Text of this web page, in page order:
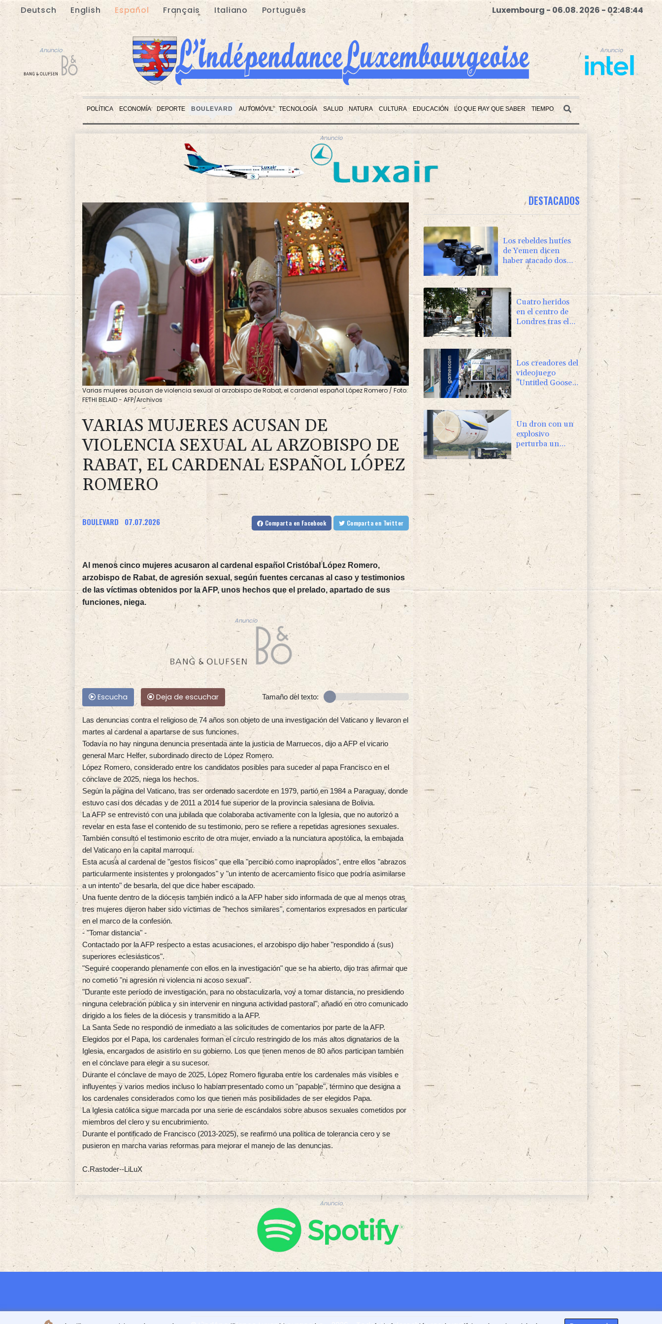
Deutsch English Español Français Italiano Português Luxembourg - 06.08. 2026 - 02:48:45
Anuncio Anuncio
POLÍTICA ECONOMÍA DEPORTE BOULEVARD AUTOMÓVIL TECNOLOGÍA SALUD NATURA CULTURA EDUCACIÓN LO QUE HAY QUE SABER TIEMPO
Anuncio
Anuncio
Varias mujeres acusan de violencia sexual al arzobispo de Rabat, el cardenal español López Romero / Foto:
FETHI BELAID - AFP/Archivos
VARIAS MUJERES ACUSAN DE
VIOLENCIA SEXUAL AL ARZOBISPO DE
RABAT, EL CARDENAL ESPAÑOL LÓPEZ
ROMERO
BOULEVARD 07.07.2026 Comparta en Facebook Comparta en Twitter
Al menos cinco mujeres acusaron al cardenal español Cristóbal López Romero,
arzobispo de Rabat, de agresión sexual, según fuentes cercanas al caso y testimonios
de las víctimas obtenidos por la AFP, unos hechos que el prelado, apartado de sus
funciones, niega.
Anuncio
Escucha Deja de escuchar Tamaño del texto:
Las denuncias contra el religioso de 74 años son objeto de una investigación del Vaticano y llevaron el
martes al cardenal a apartarse de sus funciones.
Todavía no hay ninguna denuncia presentada ante la justicia de Marruecos, dijo a AFP el vicario
general Marc Helfer, subordinado directo de López Romero.
López Romero, considerado entre los candidatos posibles para suceder al papa Francisco en el
cónclave de 2025, niega los hechos.
Según la página del Vaticano, tras ser ordenado sacerdote en 1979, partió en 1984 a Paraguay, donde
estuvo casi dos décadas y de 2011 a 2014 fue superior de la provincia salesiana de Bolivia.
La AFP se entrevistó con una jubilada que colaboraba activamente con la Iglesia, que no autorizó a
revelar en esta fase el contenido de su testimonio, pero se refiere a repetidas agresiones sexuales.
También consultó el testimonio escrito de otra mujer, enviado a la nunciatura apostólica, la embajada
del Vaticano en la capital marroquí.
Esta acusa al cardenal de "gestos físicos" que ella "percibió como inapropiados", entre ellos "abrazos
particularmente insistentes y prolongados" y "un intento de acercamiento físico que podría asimilarse
a un intento" de besarla, del que dice haber escapado.
Una fuente dentro de la diócesis también indicó a la AFP haber sido informada de que al menos otras
tres mujeres dijeron haber sido víctimas de "hechos similares", comentarios expresados en particular
en el marco de la confesión.
- "Tomar distancia" -
Contactado por la AFP respecto a estas acusaciones, el arzobispo dijo haber "respondido a (sus)
superiores eclesiásticos".
"Seguiré cooperando plenamente con ellos en la investigación" que se ha abierto, dijo tras afirmar que
no cometió "ni agresión ni violencia ni acoso sexual".
"Durante este período de investigación, para no obstaculizarla, voy a tomar distancia, no presidiendo
ninguna celebración pública y sin intervenir en ninguna actividad pastoral", añadió en otro comunicado
dirigido a los fieles de la diócesis y transmitido a la AFP.
La Santa Sede no respondió de inmediato a las solicitudes de comentarios por parte de la AFP.
Elegidos por el Papa, los cardenales forman el círculo restringido de los más altos dignatarios de la
Iglesia, encargados de asistirlo en su gobierno. Los que tienen menos de 80 años participan también
en el cónclave para elegir a su sucesor.
Durante el cónclave de mayo de 2025, López Romero figuraba entre los cardenales más visibles e
influyentes y varios medios incluso lo habían presentado como un "papable", término que designa a
los cardenales considerados como los que tienen más posibilidades de ser elegidos Papa.
La Iglesia católica sigue marcada por una serie de escándalos sobre abusos sexuales cometidos por
miembros del clero y su encubrimiento.
Durante el pontificado de Francisco (2013-2025), se reafirmó una política de tolerancia cero y se
pusieron en marcha varias reformas para mejorar el manejo de las denuncias.
C.Rastoder--LiLuX
DESTACADOS
Los rebeldes hutíes
de Yemen dicen
haber atacado dos
petrolero sauditas
Cuatro heridos
en el centro de
Londres tras el
ataque de una
mujer con un
objeto punzante
Los creadores del
videojuego
"Untitled Goose
Game" buscan
repetir su éxito
con "Big Walk"
Un dron con un
explosivo
perturba un
aeropuerto en
Alemania clave
para envíos a
Ucrania
Anuncio